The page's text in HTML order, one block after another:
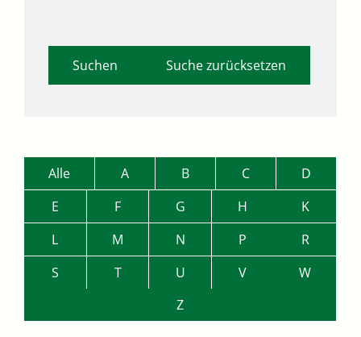
Suche zurücksetzen
Alle A B C
D
E
F G H
K
L
M N P
R
S
T U V
W
Z